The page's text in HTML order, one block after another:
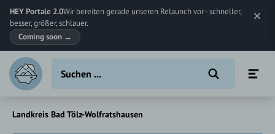
HEY Portale 2.0Wir bereiten gerade unseren Relaunch vor - schneller,
besser, größer, schlauer.
Coming soon →
Landkreis Bad Tölz-Wolfratshausen